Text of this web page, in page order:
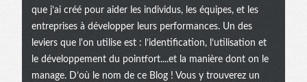
que j’ai créé pour aider les individus, les équipes, et les
entreprises à développer leurs performances. Un des
leviers que l'on utilise est : l’identification, l’utilisation et
le développement du pointfort....et la manière dont on le
manage. D’où le nom de ce Blog ! Vous y trouverez un